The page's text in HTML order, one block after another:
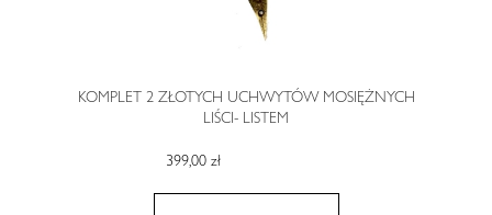
KOMPLET 2 ZŁOTYCH UCHWYTÓW MOSIĘŻNYCH
LIŚCI- LISTEM
399,00 zł